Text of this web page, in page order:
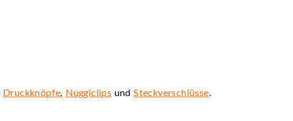
Druckknöpfe, Nuggiclips undSteckverschlüsse.